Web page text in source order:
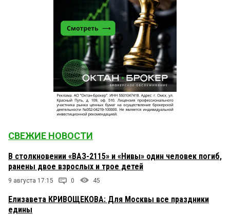
СВЕЖИЕ НОВОСТИ
В столкновении «ВАЗ-2115» и «Нивы» один человек погиб,
ранены двое взрослых и трое детей
9 августа 17:15 0 45
Елизавета КРИВОЩЕКОВА: Для Москвы все праздники
едины